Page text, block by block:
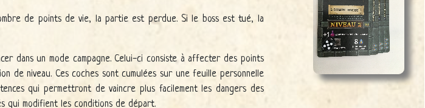
de points de vie, la partie est perdue. Si le boss est tué, la
dans un mode campagne. Celui-ci consiste à affecter des points
de niveau. Ces coches sont cumulées sur une feuille personnelle
qui permettront de vaincre plus facilement les dangers des
qui modifient les conditions de départ.